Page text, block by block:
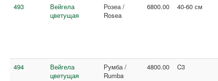
493
Вейгела
цветущая
Розеа /
Rosea
6800.00 40-60 см
494
Вейгела
цветущая
Румба /
Rumba
4800.00 C3